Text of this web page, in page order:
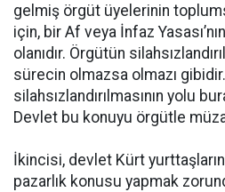
gelmiş örgüt üyelerinin
için, bir Af veya İnfaz
olanıdır. Örgütün
sürecin olmazsa olmazı
silahsızlandırılmasının yolu
Devlet bu konuyu örgütle
İkincisi, devlet Kürt
pazarlık konusu yapmak